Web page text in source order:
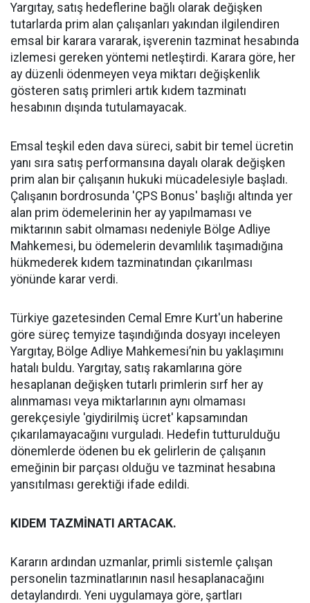
Yargıtay, satış hedeflerine bağlı olarak değişken
tutarlarda prim alan çalışanları yakından ilgilendiren
emsal bir karara vararak, işverenin tazminat hesabında
izlemesi gereken yöntemi netleştirdi. Karara göre, her
ay düzenli ödenmeyen veya miktarı değişkenlik
gösteren satış primleri artık kıdem tazminatı
hesabının dışında tutulamayacak.
Emsal teşkil eden dava süreci, sabit bir temel ücretin
yanı sıra satış performansına dayalı olarak değişken
prim alan bir çalışanın hukuki mücadelesiyle başladı.
Çalışanın bordrosunda 'ÇPS Bonus' başlığı altında yer
alan prim ödemelerinin her ay yapılmaması ve
miktarının sabit olmaması nedeniyle Bölge Adliye
Mahkemesi, bu ödemelerin devamlılık taşımadığına
hükmederek kıdem tazminatından çıkarılması
yönünde karar verdi.
Türkiye gazetesinden Cemal Emre Kurt'un haberine
göre süreç temyize taşındığında dosyayı inceleyen
Yargıtay, Bölge Adliye Mahkemesi’nin bu yaklaşımını
hatalı buldu. Yargıtay, satış rakamlarına göre
hesaplanan değişken tutarlı primlerin sırf her ay
alınmaması veya miktarlarının aynı olmaması
gerekçesiyle 'giydirilmiş ücret' kapsamından
çıkarılamayacağını vurguladı. Hedefin tutturulduğu
dönemlerde ödenen bu ek gelirlerin de çalışanın
emeğinin bir parçası olduğu ve tazminat hesabına
yansıtılması gerektiği ifade edildi.
KIDEM TAZMİNATI ARTACAK.
Kararın ardından uzmanlar, primli sistemle çalışan
personelin tazminatlarının nasıl hesaplanacağını
detaylandırdı. Yeni uygulamaya göre, şartları